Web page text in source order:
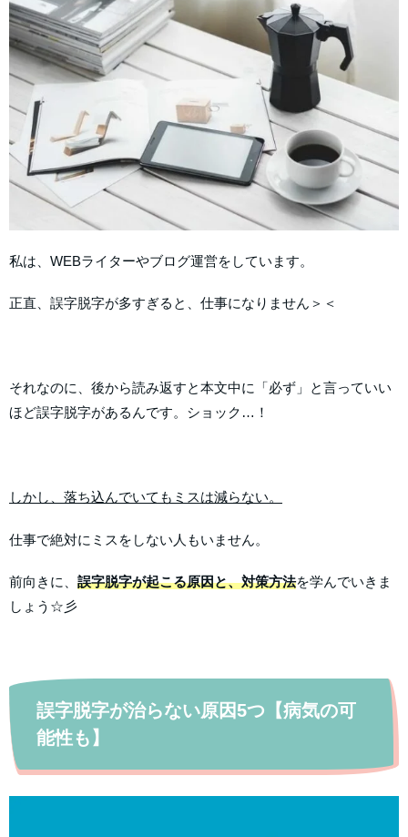
私は、WEBライターやブログ運営をしています。
正直、誤字脱字が多すぎると、仕事になりません＞＜
それなのに、後から読み返すと本文中に「必ず」と言っていい
ほど誤字脱字があるんです。ショック…！
しかし、落ち込んでいてもミスは減らない。
仕事で絶対にミスをしない人もいません。
前向きに、 誤字脱字が起こる原因と、対策方法を学んでいきま
しょう☆彡
誤字脱字が治らない原因5つ【病気の可
能性も】